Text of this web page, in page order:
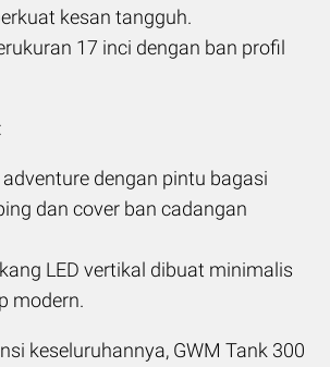
kesan tangguh.
17 inci dengan ban profil
adventure dengan pintu bagasi
dan cover ban cadangan
LED vertikal dibuat minimalis
modern.
keseluruhannya, GWM Tank 300